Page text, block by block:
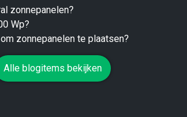
zonnepanelen?
Wp?
zonnepanelen te plaatsen?
Alle blogitems bekijken